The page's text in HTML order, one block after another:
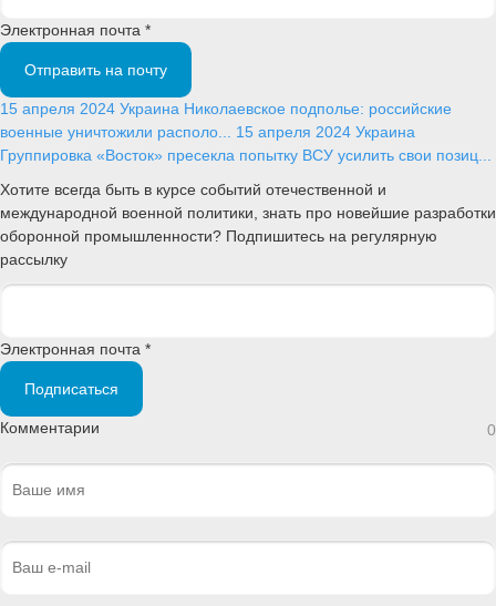
Электронная почта *
Отправить на почту
15 апреля 2024 Украина Николаевское подполье: российские
военные уничтожили располо... 15 апреля 2024 Украина
Группировка «Восток» пресекла попытку ВСУ усилить свои позиц...
Хотите всегда быть в курсе событий отечественной и
международной военной политики, знать про новейшие разработки
оборонной промышленности? Подпишитесь на регулярную
рассылку
Электронная почта *
Подписаться
Комментарии 0